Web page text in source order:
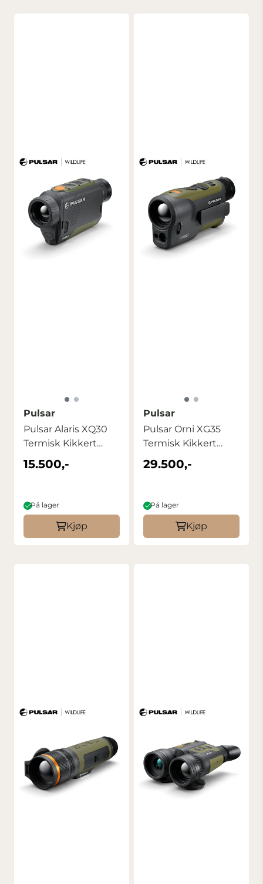
Pulsar
Pulsar Alaris XQ30
Termisk Kikkert
Kompakt ...
15.500,-
På lager
Kjøp
Pulsar
Pulsar Orni XG35
Termisk Kikkert
Termisk ...
29.500,-
På lager
Kjøp